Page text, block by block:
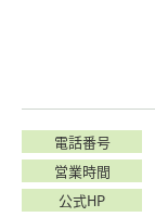
電話番号
営業時間
公式HP